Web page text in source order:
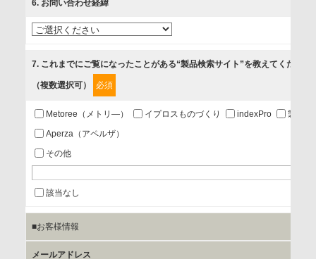
3.お客様の業務内容、及び興味、関心に応じた情報の提供
4.お客様満足度調査等のアンケートの依頼
第三者提供の有無
あり
a.個人情報の提供・利用目的
当該企業/団体のサービス等のご案内及び当該企業/団体からの
情報を提供するため
b.第三者に提供される個人データの項目
6. お問い合わせ経緯
7. これまでにご覧になったことがある“製品検索サイト”を教えてください
（複数選択可） 必須
Metoree（メトリ—） イプロスものづくり indexPro
製品ナ
Aperza（アペルザ）
その他
該当なし
■お客様情報
メールアドレス